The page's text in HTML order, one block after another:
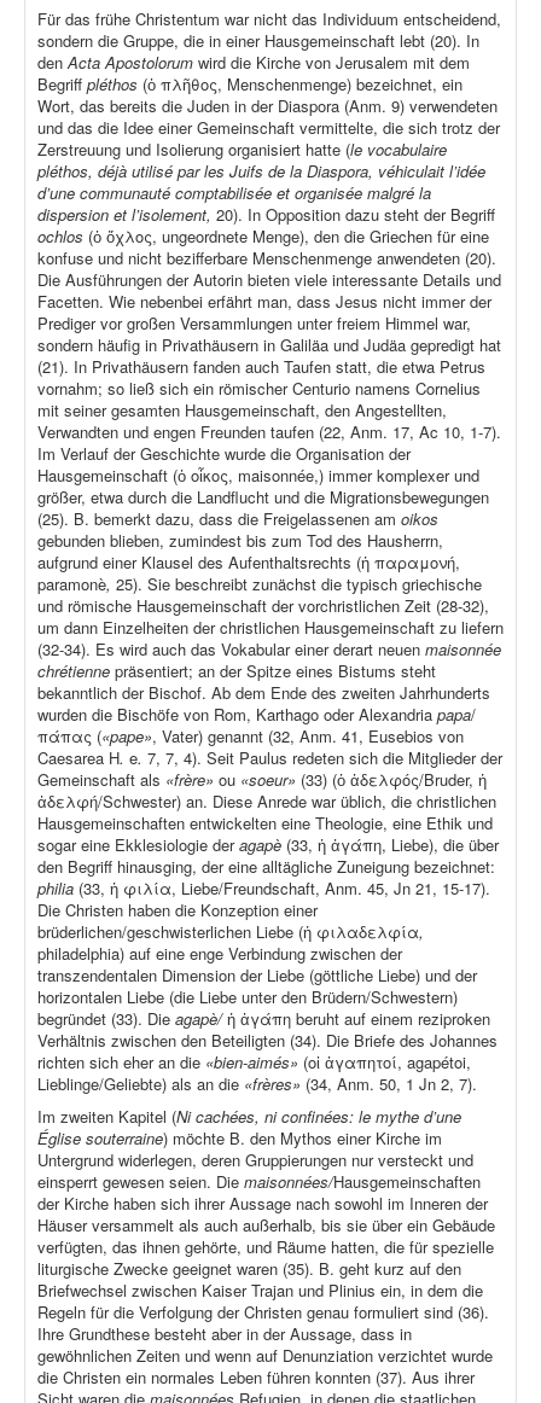
Für das frühe Christentum war nicht das Individuum entscheidend,
sondern die Gruppe, die in einer Hausgemeinschaft lebt (20). In
denActa Apostolorum wird die Kirche von Jerusalem mit dem
Begriff pléthos (ὁ πλῆθος, Menschenmenge) bezeichnet, ein
Wort, das bereits die Juden in der Diaspora (Anm. 9) verwendeten
und das die Idee einer Gemeinschaft vermittelte, die sich trotz der
Zerstreuung und Isolierung organisiert hatte (le vocabulaire
pléthos, déjà utilisé par les Juifs de la Diaspora, véhiculait l’idée
d’une communauté comptabilisée et organisée malgré la
dispersion et l’isolement, 20). In Opposition dazu steht der Begriff
ochlos (ὁ ὄχλος, ungeordnete Menge), den die Griechen für eine
konfuse und nicht bezifferbare Menschenmenge anwendeten (20).
Die Ausführungen der Autorin bieten viele interessante Details und
Facetten. Wie nebenbei erfährt man, dass Jesus nicht immer der
Prediger vor großen Versammlungen unter freiem Himmel war,
sondern häufig in Privathäusern in Galiläa und Judäa gepredigt hat
(21). In Privathäusern fanden auch Taufen statt, die etwa Petrus
vornahm; so ließ sich ein römischer Centurio namens Cornelius
mit seiner gesamten Hausgemeinschaft, den Angestellten,
Verwandten und engen Freunden taufen (22, Anm. 17, Ac 10, 1-7).
Im Verlauf der Geschichte wurde die Organisation der
Hausgemeinschaft (ὁ οἶκος, maisonnée,) immer komplexer und
größer, etwa durch die Landflucht und die Migrationsbewegungen
(25). B. bemerkt dazu, dass die Freigelassenen am oikos
gebunden blieben, zumindest bis zum Tod des Hausherrn,
aufgrund einer Klausel des Aufenthaltsrechts (ἡ παραμονή,
paramonè, 25). Sie beschreibt zunächst die typisch griechische
und römische Hausgemeinschaft der vorchristlichen Zeit (28-32),
um dann Einzelheiten der christlichen Hausgemeinschaft zu liefern
(32-34). Es wird auch das Vokabular einer derart neuen maisonnée
chrétienne präsentiert; an der Spitze eines Bistums steht
bekanntlich der Bischof. Ab dem Ende des zweiten Jahrhunderts
wurden die Bischöfe von Rom, Karthago oder Alexandria papa/
πάπας («pape», Vater) genannt (32, Anm. 41, Eusebios von
Caesarea H. e. 7, 7, 4). Seit Paulus redeten sich die Mitglieder der
Gemeinschaft als «frère» ou «soeur» (33) (ὁ ἀδελφός/Bruder, ἡ
ἀδελφή/Schwester) an. Diese Anrede war üblich, die christlichen
Hausgemeinschaften entwickelten eine Theologie, eine Ethik und
sogar eine Ekklesiologie deragapè (33, ἡ ἀγάπη, Liebe), die über
den Begriff hinausging, der eine alltägliche Zuneigung bezeichnet:
philia (33, ἡ φιλία, Liebe/Freundschaft, Anm. 45, Jn 21, 15-17).
Die Christen haben die Konzeption einer
brüderlichen/geschwisterlichen Liebe (ἡ φιλαδελφία,
philadelphia) auf eine enge Verbindung zwischen der
transzendentalen Dimension der Liebe (göttliche Liebe) und der
horizontalen Liebe (die Liebe unter den Brüdern/Schwestern)
begründet (33). Die agapè/ἡ ἀγάπη beruht auf einem reziproken
Verhältnis zwischen den Beteiligten (34). Die Briefe des Johannes
richten sich eher an die «bien-aimés» (οἱ ἀγαπητοί, agapétoi,
Lieblinge/Geliebte) als an die «frères» (34, Anm. 50, 1 Jn 2, 7).
Im zweiten Kapitel (Ni cachées, ni confinées: le mythe d’une
Église souterraine) möchte B. den Mythos einer Kirche im
Untergrund widerlegen, deren Gruppierungen nur versteckt und
einsperrt gewesen seien. Die maisonnées/Hausgemeinschaften
der Kirche haben sich ihrer Aussage nach sowohl im Inneren der
Häuser versammelt als auch außerhalb, bis sie über ein Gebäude
verfügten, das ihnen gehörte, und Räume hatten, die für spezielle
liturgische Zwecke geeignet waren (35). B. geht kurz auf den
Briefwechsel zwischen Kaiser Trajan und Plinius ein, in dem die
Regeln für die Verfolgung der Christen genau formuliert sind (36).
Ihre Grundthese besteht aber in der Aussage, dass in
gewöhnlichen Zeiten und wenn auf Denunziation verzichtet wurde
die Christen ein normales Leben führen konnten (37). Aus ihrer